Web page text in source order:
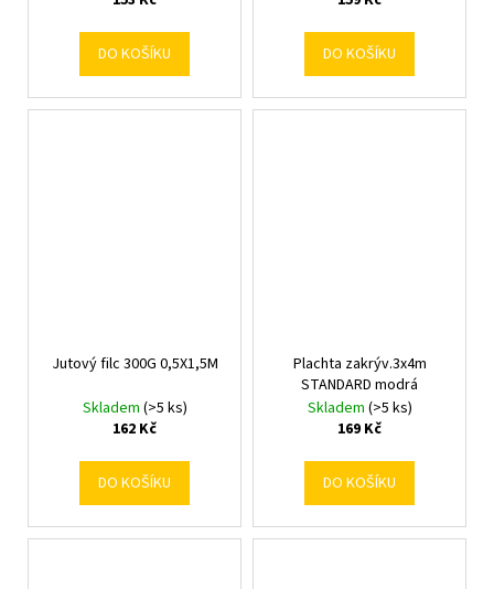
DO KOŠÍKU DO KOŠÍKU
Jutový filc 300G 0,5X1,5M
Skladem (>5 ks)
162 Kč
DO KOŠÍKU
Plachta zakrýv.3x4m
STANDARD modrá
Skladem (>5 ks)
169 Kč
DO KOŠÍKU